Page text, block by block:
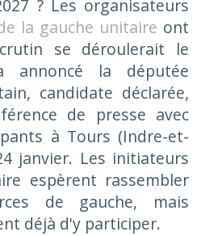
? Les organisateurs
la gauche unitaire ont
se déroulerait le
annoncé la députée
candidate déclarée,
de presse avec
à Tours (Indre-et-
janvier. Les initiateurs
espèrent rassembler
de gauche, mais
déjà d'y participer.